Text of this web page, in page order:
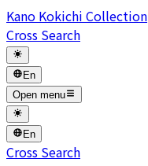
Kano Kokichi Collection
Cross Search
En
Open menu
En
Cross Search